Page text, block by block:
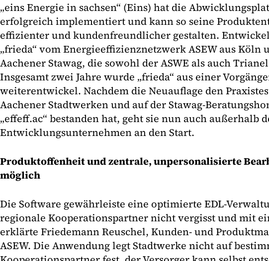
„eins Energie in sachsen“ (Eins) hat die
erfolgreich implementiert und kann so seine
effizienter und kundenfreundlicher gestalten.
„frieda“ vom Energieeffizienznetzwerk ASEW aus Köln
Aachener Stawag, die sowohl der ASWE als auch
Insgesamt zwei Jahre wurde „frieda“ aus einer
weiterentwickel. Nachdem die Neuauflage den
Aachener Stadtwerken und auf der Stawag-
„effeff.ac“ bestanden hat, geht sie nun auch außerhalb
Entwicklungsunternehmen an den Start.
Produktoffenheit und zentrale, unpersonalisierte
möglich
Die Software gewährleiste eine optimierte EDL-
regionale Kooperationspartner nicht vergisst und mit
erklärte Friedemann Reuschel, Kunden- und
ASEW. Die Anwendung legt Stadtwerke nicht auf